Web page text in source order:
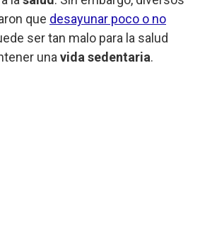
que desayunar poco o no
ser tan malo para la salud
una vida sedentaria.